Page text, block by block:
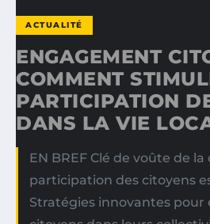
ACTUALITÉ
ENGAGEMENT
COMMENT
PARTICIPATION
DANS LA VIE
EN BREF Clé de voûte de
participation des citoyens
Stratégies innovantes pour